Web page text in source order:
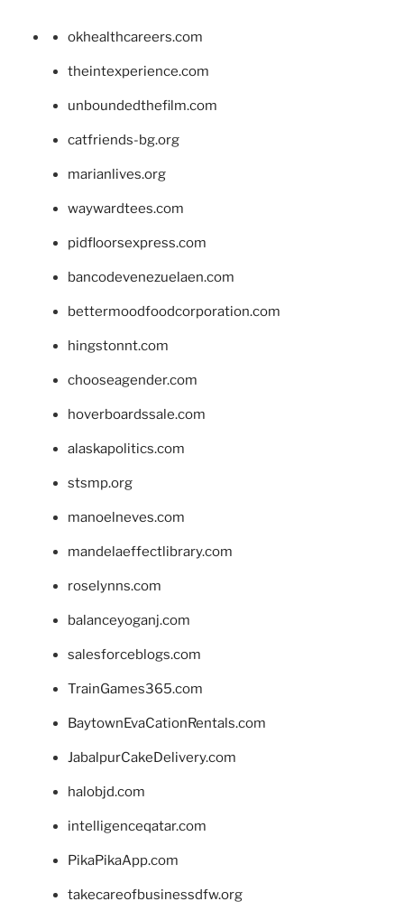
okhealthcareers.com
theintexperience.com
unboundedthefilm.com
catfriends-bg.org
marianlives.org
waywardtees.com
pidfloorsexpress.com
bancodevenezuelaen.com
bettermoodfoodcorporation.com
hingstonnt.com
chooseagender.com
hoverboardssale.com
alaskapolitics.com
stsmp.org
manoelneves.com
mandelaeffectlibrary.com
roselynns.com
balanceyoganj.com
salesforceblogs.com
TrainGames365.com
BaytownEvaCationRentals.com
JabalpurCakeDelivery.com
halobjd.com
intelligenceqatar.com
PikaPikaApp.com
takecareofbusinessdfw.org